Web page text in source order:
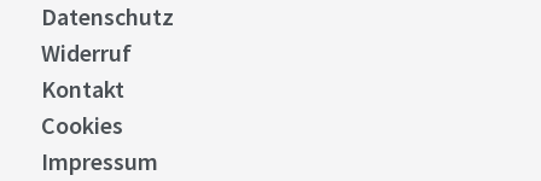
Datenschutz
Widerruf
Kontakt
Cookies
Impressum